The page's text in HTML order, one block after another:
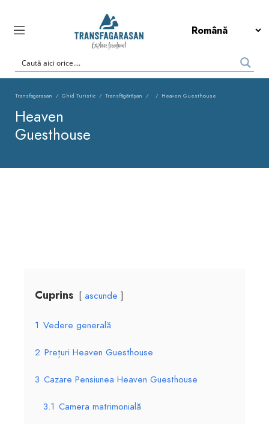
Transfagarasan Ghid Turistic Transfăgărășan Heaven Guesthouse
Heaven
Guesthouse
Cuprins ascunde
1 Vedere generală
2 Prețuri Heaven Guesthouse
3 Cazare Pensiunea Heaven Guesthouse
3.1 Camera matrimonială